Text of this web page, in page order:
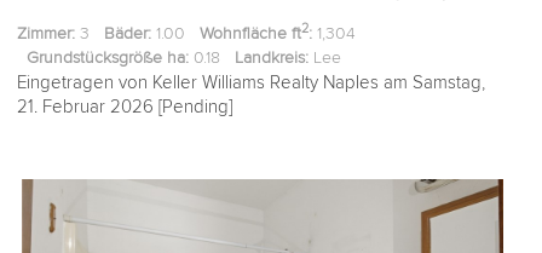
Zimmer: 3 Bäder: 1.00Wohnfläche ft2: 1,304
Grundstücksgröße ha: 0.18 Landkreis: Lee
Eingetragen von Keller Williams Realty Naples am Samstag,
21. Februar 2026 [Pending]